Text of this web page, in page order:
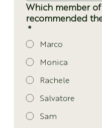
Which member
recommended
*
Marco
Monica
Rachele
Salvatore
Sam